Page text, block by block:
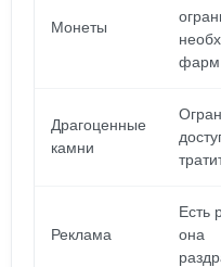
Монеты
фарм
Драгоценные
камни
Реклама
Есть
она